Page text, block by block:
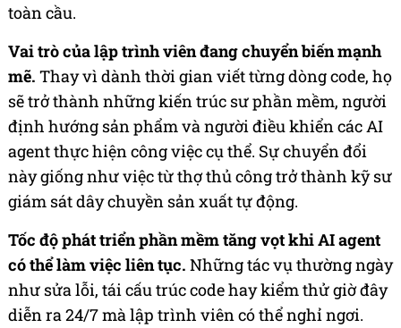
toàn cầu.
Vai trò của lập trình viên đang chuyển biến mạnh
mẽ. Thay vì dành thời gian viết từng dòng code, họ
sẽ trở thành những kiến trúc sư phần mềm, người
định hướng sản phẩm và người điều khiển các AI
agent thực hiện công việc cụ thể. Sự chuyển đổi
này giống như việc từ thợ thủ công trở thành kỹ sư
giám sát dây chuyền sản xuất tự động.
Tốc độ phát triển phần mềm tăng vọt khi AI agent
có thể làm việc liên tục. Những tác vụ thường ngày
như sửa lỗi, tái cấu trúc code hay kiểm thử giờ đây
diễn ra 24/7 mà lập trình viên có thể nghỉ ngơi.